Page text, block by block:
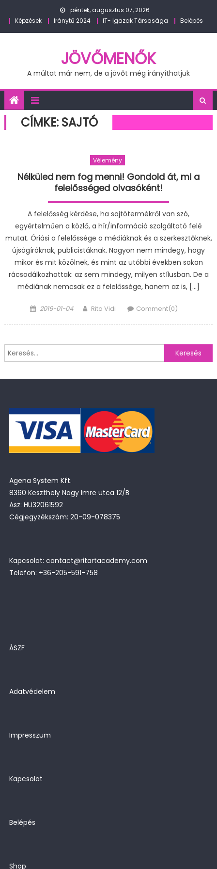
péntek, augusztus 07, 2026
Képzések
Iránytű 2024 IT- Igazak Társasága Belépés
JÖVŐMENŐK
A múltat már nem, de a jövőt még irányíthatjuk
CÍMKE: SAJTÓ
Vélemény
Nélküled nem fog menni! Gondold át, mi a
felelősséged olvasóként!
A felelősség kérdése, ha sajtótermékről van szó,
egyértelműen a közlő, a hír/információ szolgáltató felé
mutat. Óriási a felelőssége a médiáknak és a szerkesztőknek,
újságíróknak, publicistáknak. Nagyon nem mindegy, hogy
mikor és mit közölnek, és mint az utóbbi években sokan
rácsodálkozhattak: az sem mindegy, milyen stílusban. De a
médiának nemcsak ez a felelőssége, hanem az is, […]
Posted
2019-01-04 Author
Rita Vidi Comment(0)
Keresés:
Agena System Kft.
8360 Keszthely Nagy Imre utca 12/B
Asz: HU32061592
Cégjegyzékszám: 20-09-078375
Kapcsolat: contact@ritartacademy.com
Telefon: +36-205-591-758
ÁSZF
Adatvédelem
Impresszum
Kapcsolat
Belépés
Shop